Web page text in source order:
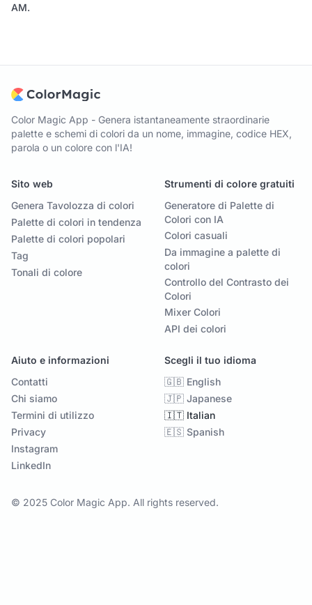
AM.
Color Magic App - Genera istantaneamente straordinarie
palette e schemi di colori da un nome, immagine, codice HEX,
parola o un colore con l'IA!
Sito web
Genera Tavolozza di colori
Palette di colori in tendenza
Palette di colori popolari
Tag
Tonali di colore
Strumenti di colore gratuiti
Generatore di Palette di
Colori con IA
Colori casuali
Da immagine a palette di
colori
Controllo del Contrasto dei
Colori
Mixer Colori
API dei colori
Aiuto e informazioni
Contatti
Chi siamo
Termini di utilizzo
Privacy
Instagram
LinkedIn
Scegli il tuo idioma
🇬🇧 English
🇯🇵 Japanese
🇮🇹 Italian
🇪🇸 Spanish
© 2025 Color Magic App. All rights reserved.